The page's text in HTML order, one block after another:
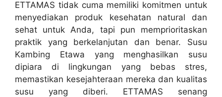
ETTAMAS tidak cuma memiliki komitmen untuk
menyediakan produk kesehatan natural dan
sehat untuk Anda, tapi pun memprioritaskan
praktik yang berkelanjutan dan benar. Susu
Kambing Etawa yang menghasilkan susu
dipiara di lingkungan yang bebas stres,
memastikan kesejahteraan mereka dan kualitas
susu yang diberi. ETTAMAS senang